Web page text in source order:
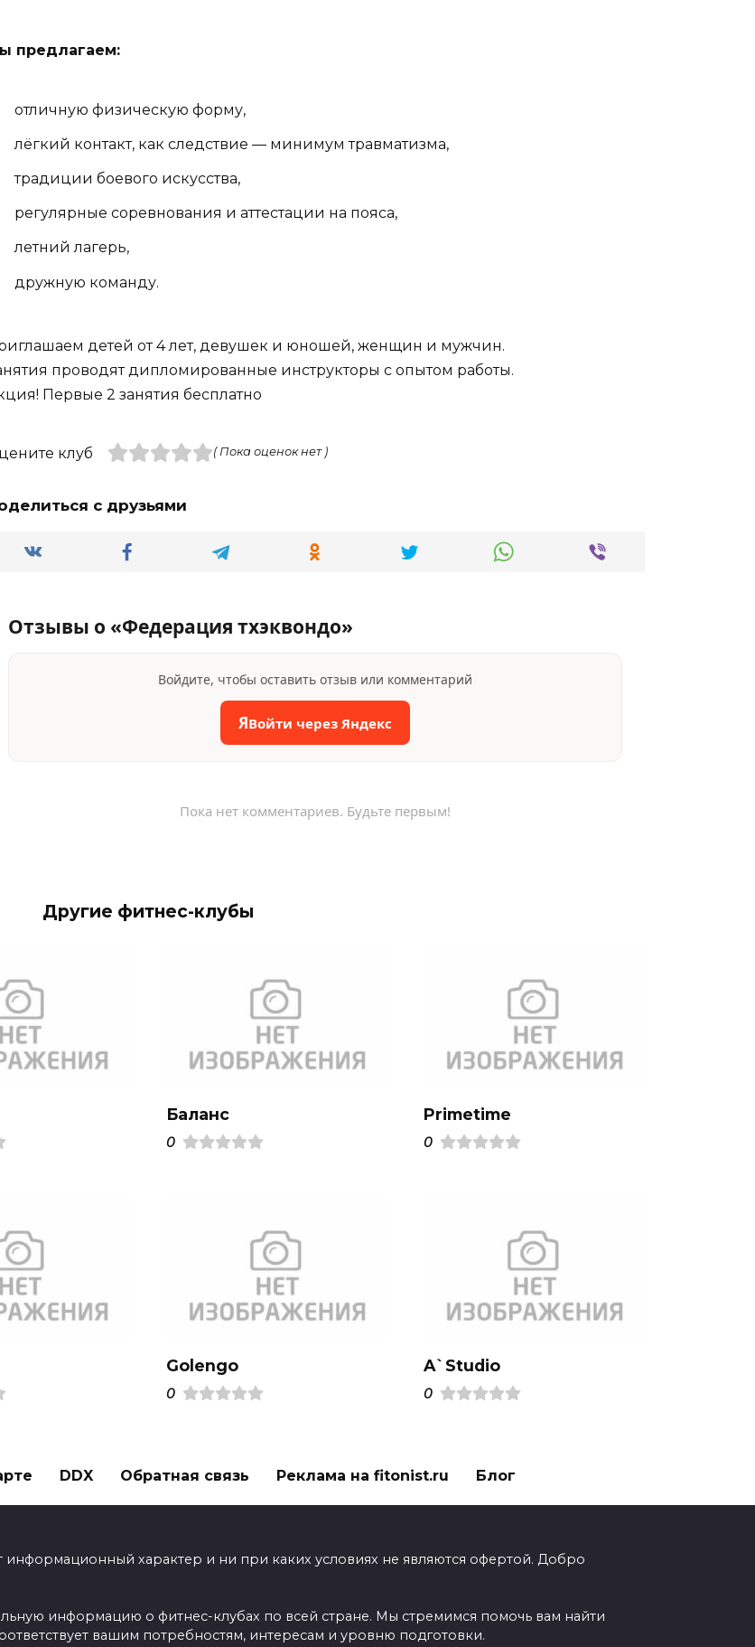
предлагаем:
отличную физическую форму,
лёгкий контакт, как следствие — минимум травматизма,
традиции боевого искусства,
регулярные соревнования и аттестации на пояса,
летний лагерь,
дружную команду.
детей от 4 лет, девушек и юношей, женщин и мужчин.
проводят дипломированные инструкторы с опытом работы.
Первые 2 занятия бесплатно
клуб ( Пока оценок нет )
с друзьями
Отзывы о «Федерация тхэквондо»
Войдите, чтобы оставить отзыв или комментарий
ЯВойти через Яндекс
Пока нет комментариев. Будьте первым!
Другие фитнес-клубы
Баланс
0
Primetime
0
Golengo
0
A`Studio
0
DDX Обратная связь Реклама на fitonist.ru Блог
информационный характер и ни при каких условиях не являются офертой. Добро
информацию о фитнес-клубах по всей стране. Мы стремимся помочь вам найти
вашим потребностям, интересам и уровню подготовки.